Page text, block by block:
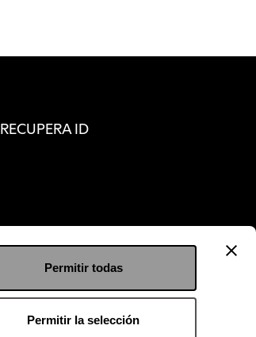
Permitir todas
Permitir la selección
RECUPERA ID